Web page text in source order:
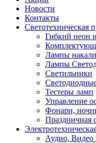
Новости
Контакты
Светотехническая
Гибкий неон
Лампы
Лампы
Светильники
Тестеры ламп
Управление
Фонари,
Праздничная
Аудио,